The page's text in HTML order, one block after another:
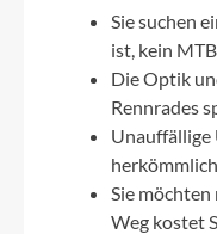
Sie suchen
ist, kein
Die Optik
Rennrades
Unauffällige
Sie
Weg kostet